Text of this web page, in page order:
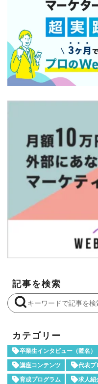
記事を検索
カテゴリー
卒業生インタビュー（匿名）
講座コンテンツ 代表プ
育成プログラム 求人紹